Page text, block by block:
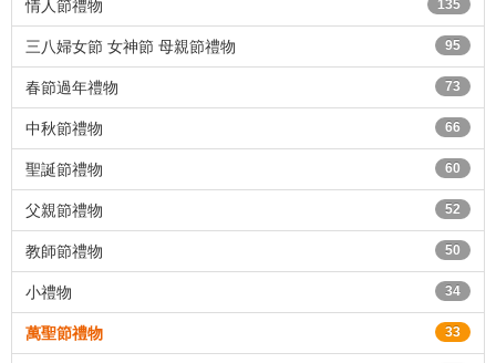
情人節禮物 135
三八婦女節 女神節 母親節禮物 95
春節過年禮物 73
中秋節禮物 66
聖誕節禮物 60
父親節禮物 52
教師節禮物 50
小禮物 34
萬聖節禮物 33